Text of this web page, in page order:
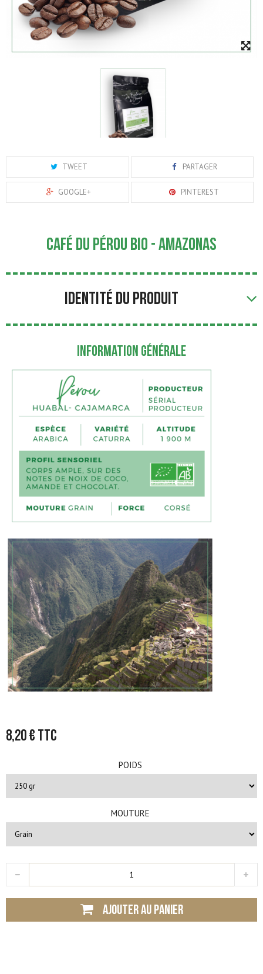
TWEET PARTAGER
GOOGLE+ PINTEREST
Café du Pérou Bio - Amazonas
IDENTITÉ DU PRODUIT
INFORMATION GÉNÉRALE
8,20 €TTC
POIDS
MOUTURE
AJOUTER AU PANIER